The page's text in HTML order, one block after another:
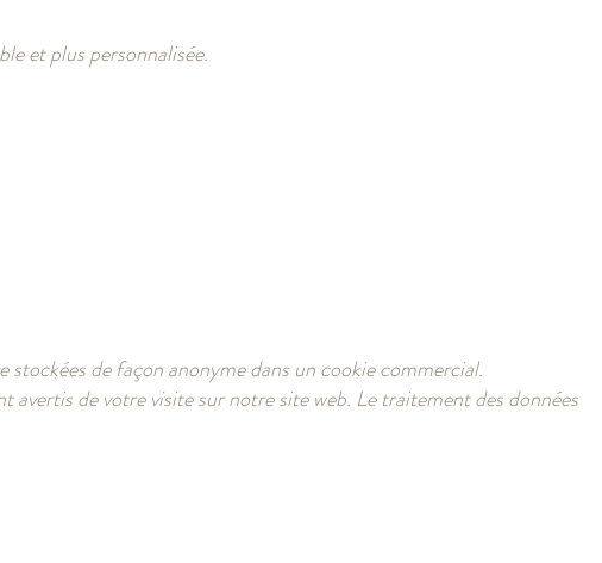
et plus personnalisée.
de façon anonyme dans un cookie commercial.
de votre visite sur notre site web. Le traitement des données